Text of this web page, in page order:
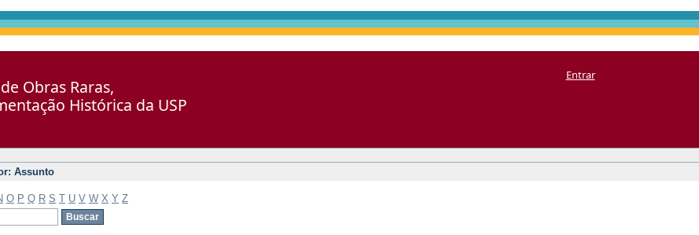
Obras Raras,
Histórica da USP
Entrar
Assunto
O P Q R S T U V W X Y Z